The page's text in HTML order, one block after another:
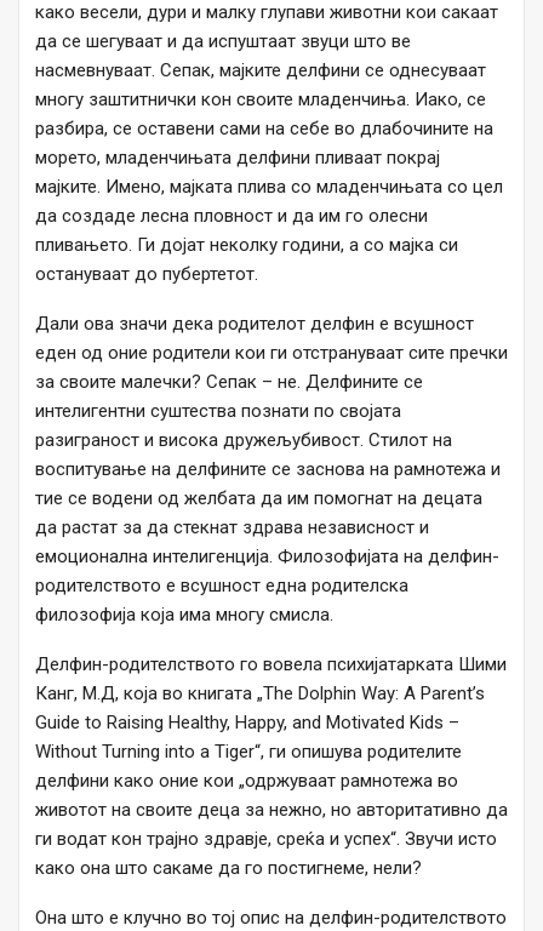
како весели, дури и малку глупави животни кои сакаат
да се шегуваат и да испуштаат звуци што ве
насмевнуваат. Сепак, мајките делфини се однесуваат
многу заштитнички кон своите младенчиња. Иако, се
разбира, се оставени сами на себе во длабочините на
морето, младенчињата делфини пливаат покрај
мајките. Имено, мајката плива со младенчињата со цел
да создаде лесна пловност и да им го олесни
пливањето. Ги дојат неколку години, а со мајка си
остануваат до пубертетот.
Дали ова значи дека родителот делфин е всушност
еден од оние родители кои ги отстрануваат сите пречки
за своите малечки? Сепак – не. Делфините се
интелигентни суштества познати по својата
разиграност и висока дружељубивост. Стилот на
воспитување на делфините се заснова на рамнотежа и
тие се водени од желбата да им помогнат на децата
да растат за да стекнат здрава независност и
емоционална интелигенција. Филозофијата на делфин-
родителството е всушност една родителска
филозофија која има многу смисла.
Делфин-родителството го вовела психијатарката Шими
Канг, М.Д, која во книгата „The Dolphin Way: A Parent’s
Guide to Raising Healthy, Happy, and Motivated Kids –
Without Turning into a Tiger“, ги опишува родителите
делфини како оние кои „одржуваат рамнотежа во
животот на своите деца за нежно, но авторитативно да
ги водат кон трајно здравје, среќа и успех“. Звучи исто
како она што сакаме да го постигнеме, нели?
Она што е клучно во тој опис на делфин-родителството